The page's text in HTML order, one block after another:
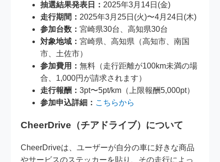
抽選結果発表日：2025年3月14日(金)
走行期間：2025年3月25日(火)〜4月24日(木)
参加台数：宮崎県30台、高知県30台
対象地域：宮崎県、高知県（高知市、南国
市、土佐市）
参加費用：無料（走行距離が100km未満の場
合、1,000円が請求されます）
走行報酬：3pt〜5pt/km（上限報酬5,000pt）
参加申込詳細： こちらから
CheerDrive（チアドライブ）について
CheerDriveは、ユーザーが自分の車に好きな商品
やサービスのステッカーを貼り、その走行によっ